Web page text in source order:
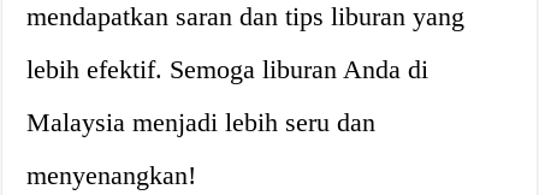
mendapatkan saran dan tips liburan yang
lebih efektif. Semoga liburan Anda di
Malaysia menjadi lebih seru dan
menyenangkan!